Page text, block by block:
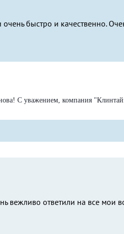
быстро и качественно.
С уважением, компания
вежливо ответили на все мои